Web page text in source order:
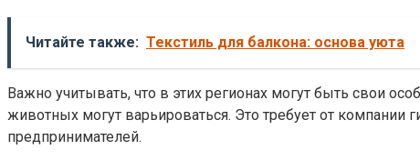
Читайте также: Текстиль для балкона: основа уюта
Важно учитывать, что в этих регионах могут быть свои
животных могут варьироваться. Это требует от
предпринимателей.